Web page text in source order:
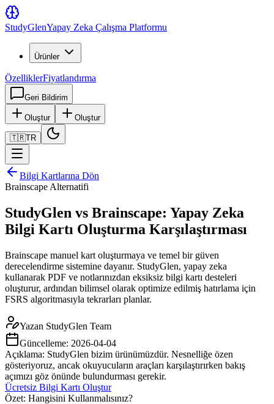
StudyGlenYapay Zeka Çalışma Platformu
Ürünler
ÖzelliklerFiyatlandırma
Geri Bildirim
Oluştur Oluştur
🇹🇷TR
Bilgi Kartlarına Dön
Brainscape Alternatifi
StudyGlen vs Brainscape: Yapay Zeka
Bilgi Kartı Oluşturma Karşılaştırması
Brainscape manuel kart oluşturmaya ve temel bir güven
derecelendirme sistemine dayanır. StudyGlen, yapay zeka
kullanarak PDF ve notlarınızdan eksiksiz bilgi kartı desteleri
oluşturur, ardından bilimsel olarak optimize edilmiş hatırlama için
FSRS algoritmasıyla tekrarları planlar.
Yazan StudyGlen Team
Güncelleme: 2026-04-04
Açıklama: StudyGlen bizim ürünümüzdür. Nesnelliğe özen
gösteriyoruz, ancak okuyucuların araçları karşılaştırırken bakış
açımızı göz önünde bulundurması gerekir.
Ücretsiz Bilgi Kartı Oluştur
Özet: Hangisini Kullanmalısınız?